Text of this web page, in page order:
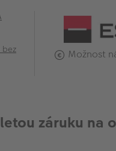
bez
Možnost
záruku na